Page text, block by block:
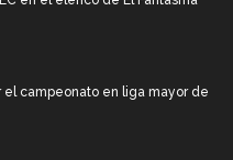
el campeonato en liga mayor de